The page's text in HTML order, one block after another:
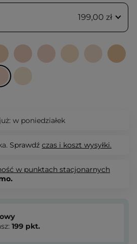
199,00 zł
w poniedziałek
Sprawdź czas i koszt wysyłki.
w punktach stacjonarnych
199 pkt.